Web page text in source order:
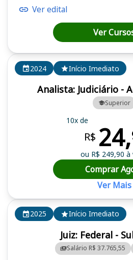
2025 Início Imediato
Juiz: Federal -
Salário R$ 37.765,55
2024 Início Imediato
Analista: Judiciário -
Superior
10x de
R$ 24,
ou R$ 249,90 à
Comprar
Ver Mais
Ver edital
Ver